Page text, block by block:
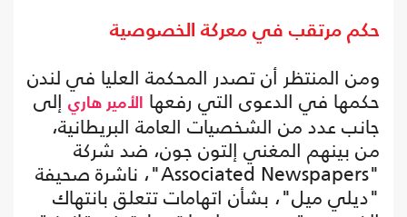
حكم مرتقب في معركة الخصوصية
ومن المنتظر أن تصدر المحكمة العليا في لندن
حكمها في الدعوى التي رفعها الأمير هاري إلى
جانب عدد من الشخصيات العامة البريطانية،
من بينهم المغني إلتون جون، ضد شركة
"Associated Newspapers"، ناشرة صحيفة
"ديلي ميل"، بشأن اتهامات تتعلق بانتهاك